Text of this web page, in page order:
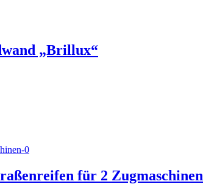
„Brillux“
für 2 Zugmaschinen